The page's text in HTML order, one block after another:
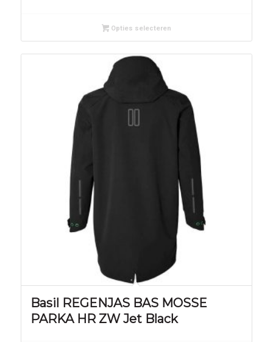
Opties selecteren
Basil REGENJAS BAS MOSSE
PARKA HR ZW Jet Black